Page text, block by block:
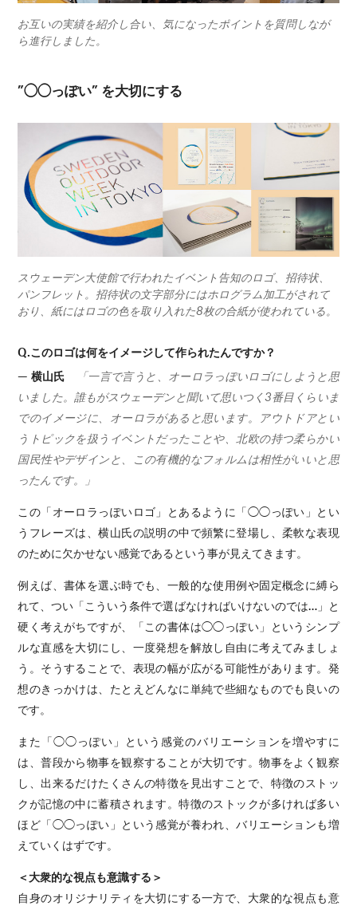
お互いの実績を紹介し合い、気になったポイントを質問しなが
ら進行しました。
”◯◯っぽい” を大切にする
スウェーデン大使館で行われたイベント告知のロゴ、招待状、
パンフレット。招待状の文字部分にはホログラム加工がされて
おり、紙にはロゴの色を取り入れた8枚の合紙が使われている。
Q.このロゴは何をイメージして作られたんですか？
— 横山氏
「一言で言うと、オーロラっぽいロゴにしようと思
いました。誰もがスウェーデンと聞いて思いつく3番目くらいま
でのイメージに、オーロラがあると思います。アウトドアとい
うトピックを扱うイベントだったことや、北欧の持つ柔らかい
国民性やデザインと、この有機的なフォルムは相性がいいと思
ったんです。」
この「オーロラっぽいロゴ」とあるように「◯◯っぽい」とい
うフレーズは、横山氏の説明の中で頻繁に登場し、柔軟な表現
のために欠かせない感覚であるという事が見えてきます。
例えば、書体を選ぶ時でも、一般的な使用例や固定概念に縛ら
れて、つい「こういう条件で選ばなければいけないのでは…」と
硬く考えがちですが、「この書体は◯◯っぽい」というシンプ
ルな直感を大切にし、一度発想を解放し自由に考えてみましょ
う。そうすることで、表現の幅が広がる可能性があります。発
想のきっかけは、たとえどんなに単純で些細なものでも良いの
です。
また「◯◯っぽい」という感覚のバリエーションを増やすに
は、普段から物事を観察することが大切です。物事をよく観察
し、出来るだけたくさんの特徴を見出すことで、特徴のストッ
クが記憶の中に蓄積されます。特徴のストックが多ければ多い
ほど「◯◯っぽい」という感覚が養われ、バリエーションも増
えていくはずです。
＜大衆的な視点も意識する＞
自身のオリジナリティを大切にする一方で、大衆的な視点も意